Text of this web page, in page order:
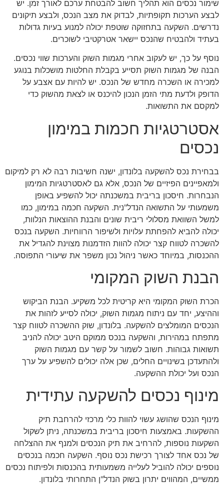
שימור נכסים הוא תהליך חשוב להבטחת ערכם לאורך זמן. יש
לבצע הערכות תקופתיות, לבדוק את מצב הנכס, ולבצע תיקונים
נדרשים. השקעה בתחזוקה שוטפת יכולה למנוע בעיות גדולות
בעתיד ולהבטיח שהנכס יישאר אטרקטיבי לשוכרים.
נוסף על כך, יש לעקוב אחרי מגמות השוק והערכות שווי נכסים.
הבנה של מגמות השוק תסייע בקבלת החלטות מושכלות בנוגע
למכירה או השכרה מחדש של הנכס. יש להיות עם אצבע על
הדופק ולדעת מתי הזמן הנכון להיכנס או לצאת מהשוק כדי
למקסם את התשואות.
אסטרטגיות חכמות במימון
נכסים
בבחירת נכס להשקעה בלונדון, ישנה חשיבות רבה לא רק למיקום
ולמאפיינים הפיזיים של הנכס, אלא גם לאסטרטגיות המימון
הנבחרות. חיסכון בריבית במשכנתה יכול להשפיע באופן
משמעותי על התשואה הנדל"נית. השקעה חכמה במימון, כמו
למשל השוואת מסלולי ריבית שונים והבנת ההוצאות הנלוות,
יכולה להביא להפחתת עלויות ולשיפור הרווחיות. השקעה בנכס
להשכרה לטווח קצר יכולה להוות הזדמנות מצוינת להגדיל את
ההכנסות, במיוחד כאשר ניהול נכון משפר את שיעורי התפוסה.
הבנת השוק המקומי
הכרת השוק המקומי היא קריטית לכל משקיע. הבנת הביקוש
וההיצע, יחד עם ניתוח מגמות השוק, יכולה לסייע לזהות את
הנכסים המומלצים להשקעה. בלונדון, שוק ההשכרה לטווח קצר
מתפתח במהירות, והשקעה בנכס ממוקם היטב יכולה להניב
תשואות גבוהות. חשוב לשמור על קשר עם מגמות השוק
ולהתעדכן בשינויים החלים, שכן אלה יכולים להשפיע על ערך
הנכס ועל יכולת ההשקעה.
מינוף נכסים להשקעה עתידית
מינוף הנכס שהושג עשוי להוות כלי מרכזי להרחבת תיק
ההשקעות. באמצעות חיסכון בריבית במשכנתה, ניתן לשקול
השקעות נוספות, להרחיב את תיק הנכסים ולמנף את ההצלחה
של נכס אחד לצורך רכישת נכס נוסף. השקעה חכמה בנכסים
נוספים יכולה להוביל לעלייה משמעותית בהכנסות ולפיתוח נכסים
ממשיים, המהווים יתרון בשוק הנדל"ן התחרותי בלונדון.